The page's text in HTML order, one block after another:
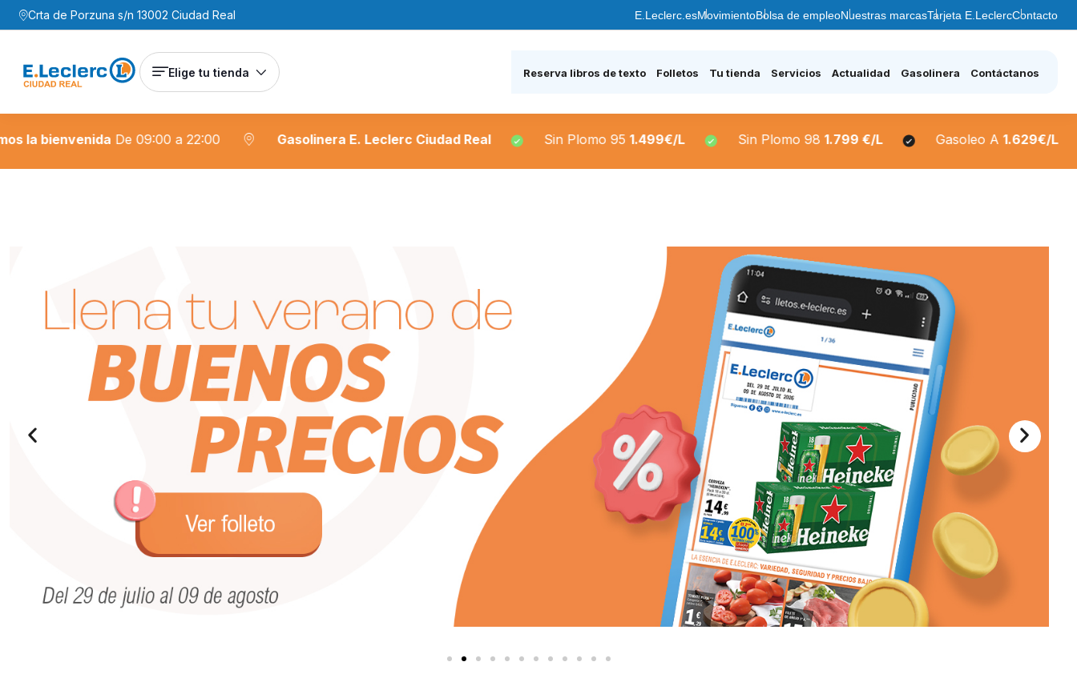
Crta de Porzuna s/n 13002 Ciudad Real E.Leclerc.esMovimientoBolsa de empleoNuestras marcasTarjeta E.LeclercContacto
Elige tu tienda Reserva libros de texto Folletos Tu tienda Servicios Actualidad Gasolinera Contáctanos
bienvenidaDe 09:00 a 22:00 Gasolinera E. Leclerc Ciudad Real Sin Plomo 951.499€/L Sin Plomo 981.799 €/L Gasoleo A1.629€/L